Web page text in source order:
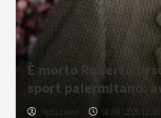
È morto Roberto
sport palermitano:
Redazione 08/08/2026 11:36